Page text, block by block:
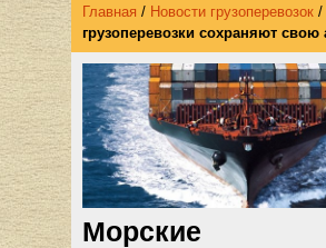
Главная / Новости грузоперевозок /
грузоперевозки сохраняют свою
Морские